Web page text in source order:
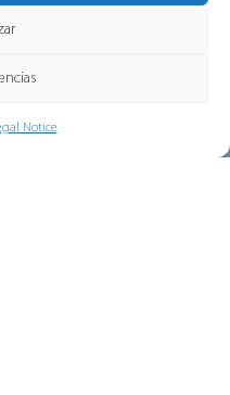
Notice
Gorlan’s
to celebrate the